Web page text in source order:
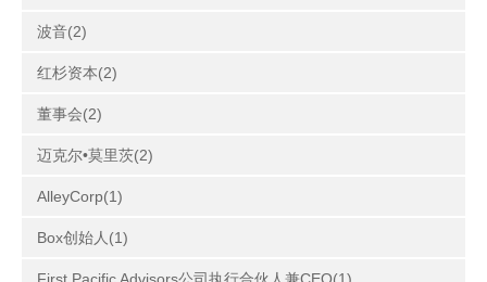
波音(2)
红杉资本(2)
董事会(2)
迈克尔•莫里茨(2)
AlleyCorp(1)
Box创始人(1)